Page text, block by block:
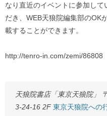
なり直近のイベントに参加し
だき、WEB天狼院編集部のOK
載することができます。
http://tenro-in.com/zemi/86808
天狼院書店「東京天狼院」
3-24-16 2F 東京天狼院への